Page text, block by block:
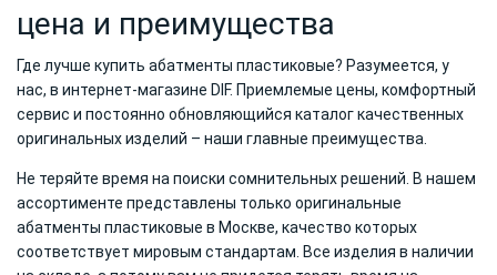
цена и преимущества
Где лучше купить абатменты пластиковые? Разумеется, у
нас, в интернет-магазине DIF. Приемлемые цены, комфортный
сервис и постоянно обновляющийся каталог качественных
оригинальных изделий – наши главные преимущества.
Не теряйте время на поиски сомнительных решений. В нашем
ассортименте представлены только оригинальные
абатменты пластиковые в Москве, качество которых
соответствует мировым стандартам. Все изделия в наличии